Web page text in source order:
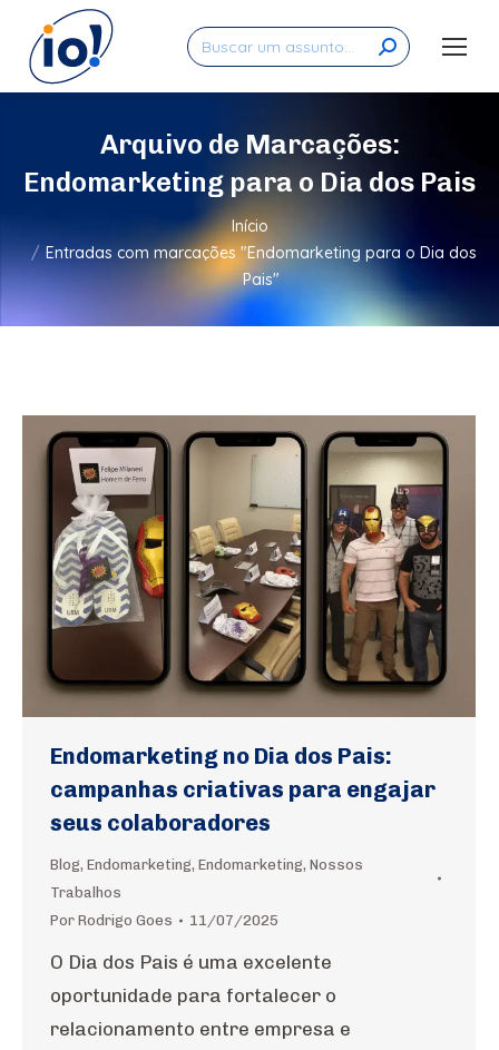
Search:
Arquivo de Marcações:
Endomarketing para o Dia dos Pais
Início
Entradas com marcações "Endomarketing para o Dia dos
Pais"
Endomarketing no Dia dos Pais:
campanhas criativas para engajar
seus colaboradores
Blog, Endomarketing, Endomarketing, Nossos
Trabalhos
Por Rodrigo Goes 11/07/2025
O Dia dos Pais é uma excelente
oportunidade para fortalecer o
relacionamento entre empresa e